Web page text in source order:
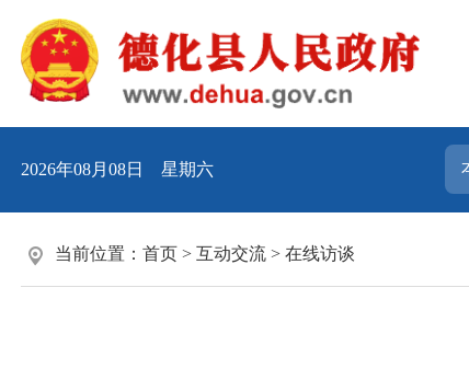
2026年08月08日 星期六
当前位置： 首页 > 互动交流 > 在线访谈